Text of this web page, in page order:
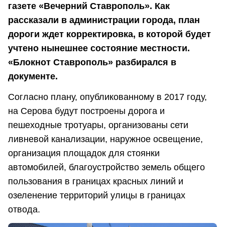
газете «Вечерний Ставрополь». Как
рассказали в администрации города, план
дороги ждет корректировка, в которой будет
учтено нынешнее состояние местности.
«Блокнот Ставрополь» разбирался в
документе.
Согласно плану, опубликованному в 2017 году,
на Серова будут построены дорога и
пешеходные тротуары, организованы сети
ливневой канализации, наружное освещение,
организация площадок для стоянки
автомобилей, благоустройство земель общего
пользования в границах красных линий и
озеленение территорий улицы в границах
отвода.